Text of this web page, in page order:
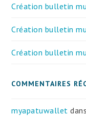
Création bulletin
Création bulletin
Création bulletin
COMMENTAIRES
myapatuwallet dans